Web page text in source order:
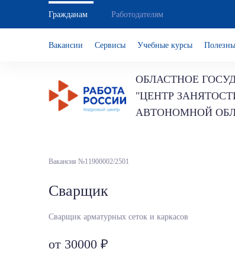
Гражданам Работодателям
Вакансии Сервисы Учебные курсы
ОБЛАСТНОЕ
"ЦЕНТР
АВТОНОМНОЙ
Вакансия №11900002/2501
Сварщик
Сварщик арматурных сеток и каркасов
от 30000